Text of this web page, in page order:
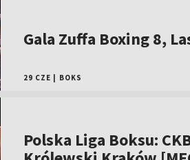
Gala Zuffa Boxing 8,
29 CZE BOKS
Polska Liga Boksu: